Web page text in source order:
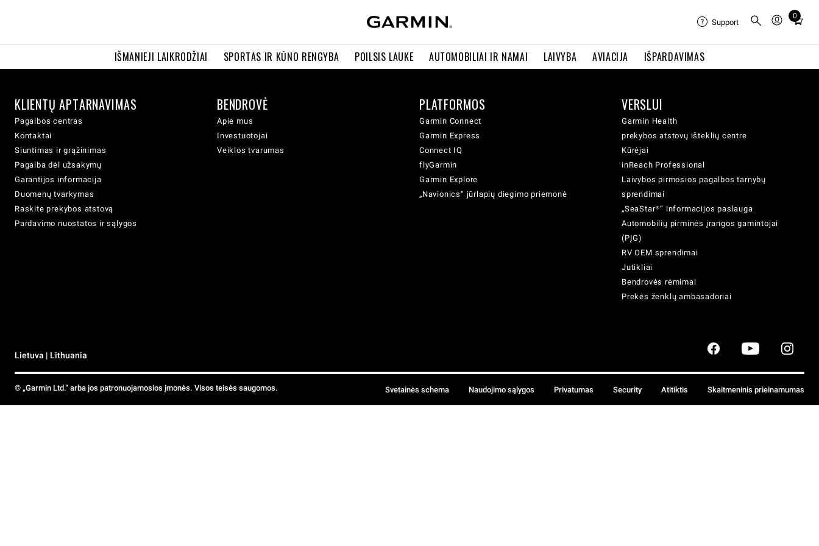
IŠMANIEJI LAIKRODŽIAI SPORTAS IR KŪNO RENGYBA POILSIS LAUKE AUTOMOBILIAI IR NAMAI LAIVYBA AVIACIJA IŠPARDAVIMAS
Support
0
Total
cart:
KLIENTŲ APTARNAVIMAS
Pagalbos centras
Kontaktai
Siuntimas ir grąžinimas
Pagalba dėl užsakymų
Garantijos informacija
Duomenų tvarkymas
Raskite prekybos atstovą
Pardavimo nuostatos ir sąlygos
BENDROVĖ
Apie mus
Investuotojai
Veiklos tvarumas
PLATFORMOS
Garmin Connect
Garmin Express
Connect IQ
flyGarmin
Garmin Explore
„Navionics“ jūrlapių diegimo priemonė
VERSLUI
Garmin Health
prekybos atstovų išteklių centre
Kūrėjai
inReach Professional
Laivybos pirmosios pagalbos tarnybų
sprendimai
„SeaStar®“ informacijos paslauga
Automobilių pirminės įrangos gamintojai
(PĮG)
RV OEM sprendimai
Jutikliai
Bendrovės rėmimai
Prekės ženklų ambasadoriai
Lietuva | Lithuania
© „Garmin Ltd.“ arba jos patronuojamosios įmonės. Visos teisės saugomos. Svetainės schema Naudojimo sąlygos Privatumas Security Atitiktis Skaitmeninis prieinamumas